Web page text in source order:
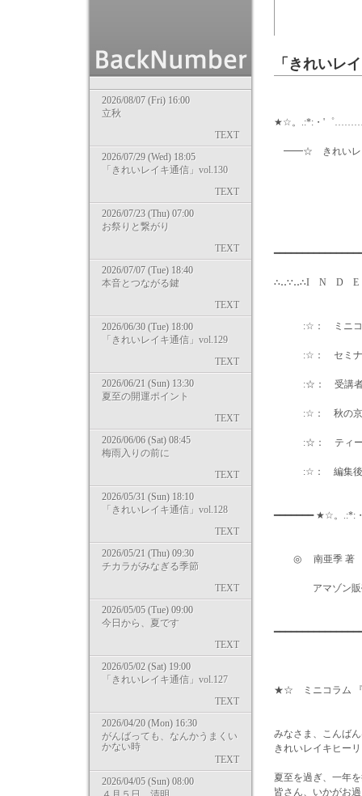
2026/08/07 (Fri) 16:00
立秋
TEXT
2026/07/29 (Wed) 18:05
「きれいレイキ通信」vol.130
TEXT
2026/07/23 (Thu) 07:00
お祭りと繋がり
TEXT
2026/07/07 (Tue) 18:40
本音とつながる鍵
TEXT
2026/06/30 (Tue) 18:00
「きれいレイキ通信」vol.129
TEXT
2026/06/21 (Sun) 13:30
夏至の開運ポイント
TEXT
2026/06/06 (Sat) 08:45
梅雨入りの前に
TEXT
2026/05/31 (Sun) 18:10
「きれいレイキ通信」vol.128
TEXT
2026/05/21 (Thu) 09:30
チカラがみなぎる季節
TEXT
2026/05/05 (Tue) 09:00
今日から、夏です
TEXT
2026/05/02 (Sat) 19:00
「きれいレイキ通信」vol.127
TEXT
2026/04/20 (Mon) 16:30
がんばっても、なんかうまくい
かない時
TEXT
2026/04/05 (Sun) 08:00
「きれいレ
★☆。.:*:・'゜
━━☆ きれい
∴‥∵‥∴I N D E
:☆： ミニコラ
:☆： セミナー
:☆： 受講者の
:☆： 秋の京都
:☆： ティーチ
:☆： 編集後
━━━━━━━ ★☆。
◎ 南亜季 著 『
アマゾン販売ペ
★☆ ミニコラム
みなさま、こんば
きれいレイキヒー
夏至を過ぎ、一年
皆さん、いかがお